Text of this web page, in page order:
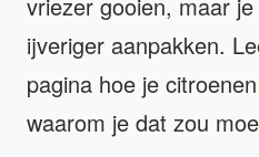
vriezer gooien, maar
ijveriger aanpakken.
pagina hoe je
waarom je dat zou